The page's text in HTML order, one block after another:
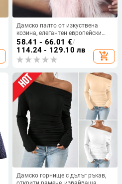
Дамско палто от изкуствена
козина, елегантен европейски
стил
58.41 - 66.01 €/
114.24 - 129.10 лв
add_shopping_cart
Дамско горнище с дълъг ръкав,